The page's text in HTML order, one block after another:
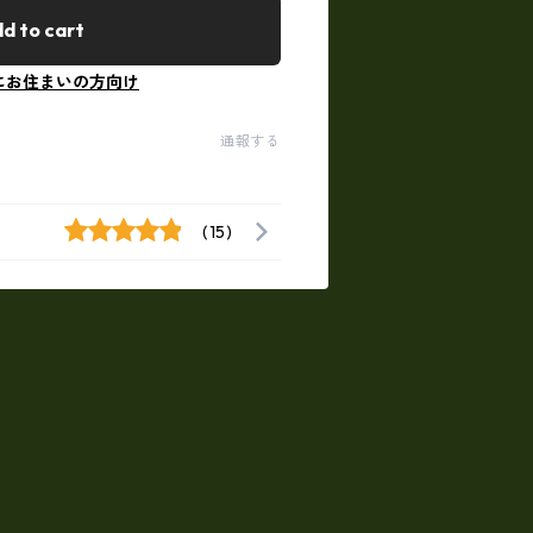
to cart
お住まいの方向け
通報する
(15)